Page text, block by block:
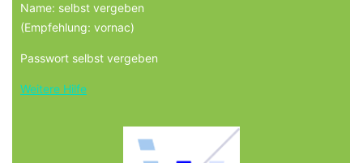
Name: selbst vergeben
(Empfehlung: vornac)
Passwort selbst vergeben
Weitere Hilfe